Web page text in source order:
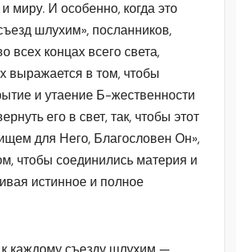
миру. И особенно, когда это
шлухим», посланников,
всех концах всего света,
выражается в том, чтобы
и утаение Б-жественности
его в свет, так, чтобы этот
для Него, Благословен Он»,
чтобы соединились материя и
истинное и полное